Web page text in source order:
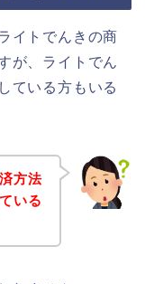
イトでんきの商
が、ライトでん
ている方もいる
方法
いる